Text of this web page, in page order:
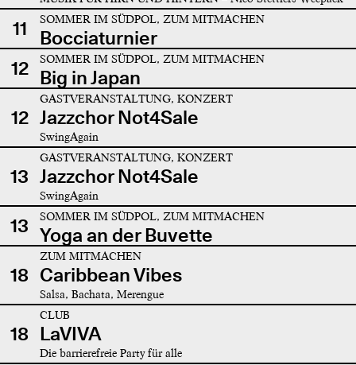
11 SOMMER IM SÜDPOL, ZUM MITMACHEN
Bocciaturnier
12
SOMMER IM SÜDPOL, ZUM MITMACHEN
Big in Japan
12
GASTVERANSTALTUNG, KONZERT
Jazzchor Not4Sale
SwingAgain
13
GASTVERANSTALTUNG, KONZERT
Jazzchor Not4Sale
SwingAgain
13 SOMMER IM SÜDPOL, ZUM MITMACHEN
Yoga an der Buvette
18
ZUM MITMACHEN
Caribbean Vibes
Salsa, Bachata, Merengue
18
CLUB
LaVIVA
Die barrierefreie Party für alle